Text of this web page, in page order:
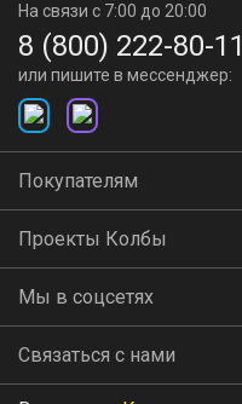
На связи с 7:00 до 20:00
8 (800) 222-80-11
или пишите в мессенджер:
Покупателям
Проекты Колбы
Мы в соцсетях
Связаться с нами